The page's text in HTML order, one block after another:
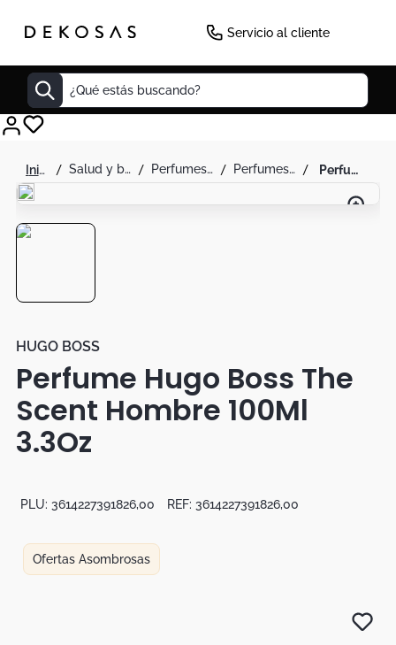
Servicio al cliente
¿Qué estás buscando?
salud y belleza perfumes y splash perfumes para hombre perfume hugo boss the scent hombre 100ml 3.3oz
HUGO BOSS
Perfume Hugo Boss The
Scent Hombre 100Ml
3.3Oz
PLU: 3614227391826,00 REF: 3614227391826,00
Ofertas Asombrosas
Decoracion
Cuadro
Sillas
Duvet
Botas
Dko